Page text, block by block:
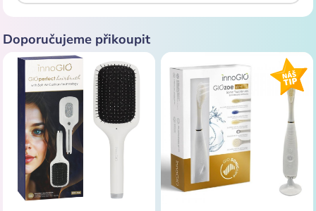
Doporučujeme přikoupit